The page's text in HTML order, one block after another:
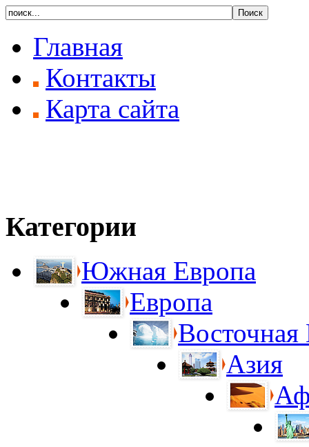
Главная
Контакты
Карта сайта
Категории
Южная Европа
Европа
Восточная
Азия